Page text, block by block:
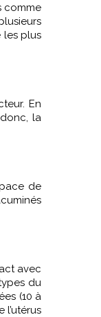
comme
les plus
. En
la
de
avec
du
(10 à